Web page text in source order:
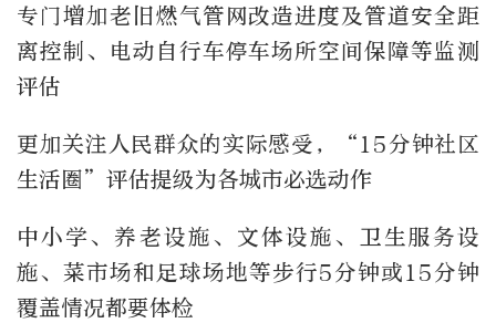
专门增加老旧燃气管网改造进度及管道安全距
离控制、电动自行车停车场所空间保障等监测
评估
更加关注人民群众的实际感受，“15分钟社区
生活圈”评估提级为各城市必选动作
中小学、养老设施、文体设施、卫生服务设
施、菜市场和足球场地等步行5分钟或15分钟
覆盖情况都要体检